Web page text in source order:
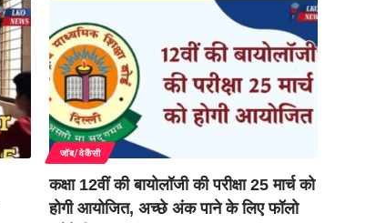
जॉब/वेकैंसी
कक्षा 12वीं की बायोलॉजी की परीक्षा 25 मार्च को
होगी आयोजित, अच्छे अंक पाने के लिए फॉलो